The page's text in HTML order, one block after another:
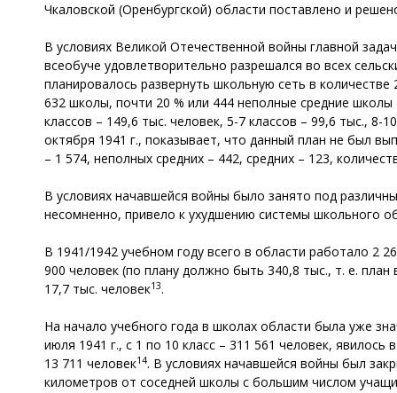
Чкаловской (Оренбургской) области поставлено и
В условиях Великой Отечественной войны главной
всеобуче удовлетворительно разрешался во всех
планировалось развернуть школьную сеть в
632 школы, почти 20 % или 444 неполные средние
классов – 149,6 тыс. человек, 5-7 классов – 99,6 тыс.,
октября 1941 г., показывает, что данный план не был
– 1 574, неполных средних – 442, средних – 123,
В условиях начавшейся войны было занято под
несомненно, привело к ухудшению системы школьного
В 1941/1942 учебном году всего в области работало 2
900 человек (по плану должно быть 340,8 тыс., т. е. план
17,7 тыс. человек13.
На начало учебного года в школах области была уже
июля 1941 г., с 1 по 10 класс – 311 561 человек,
13 711 человек14. В условиях начавшейся войны был
километров от соседней школы с большим числом